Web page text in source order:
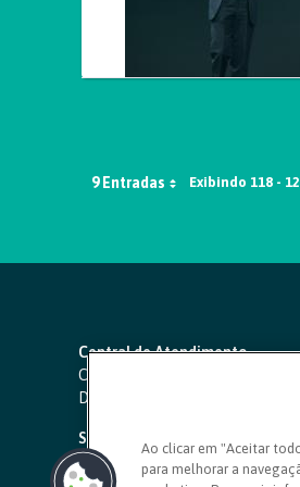
9 Entradas Exibindo 118 -
Central de Atendimento
Capitais e regiões metropolitanas:
Demais localidades:
SAC 24 horas
Ouvidoria
Ao clicar em "Aceitar
para melhorar a